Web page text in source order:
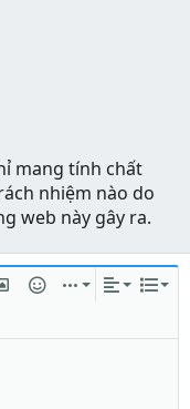
mang tính chất
nhiệm nào do
web này gây ra.